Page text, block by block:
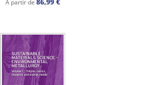
À partir de 86,99 €